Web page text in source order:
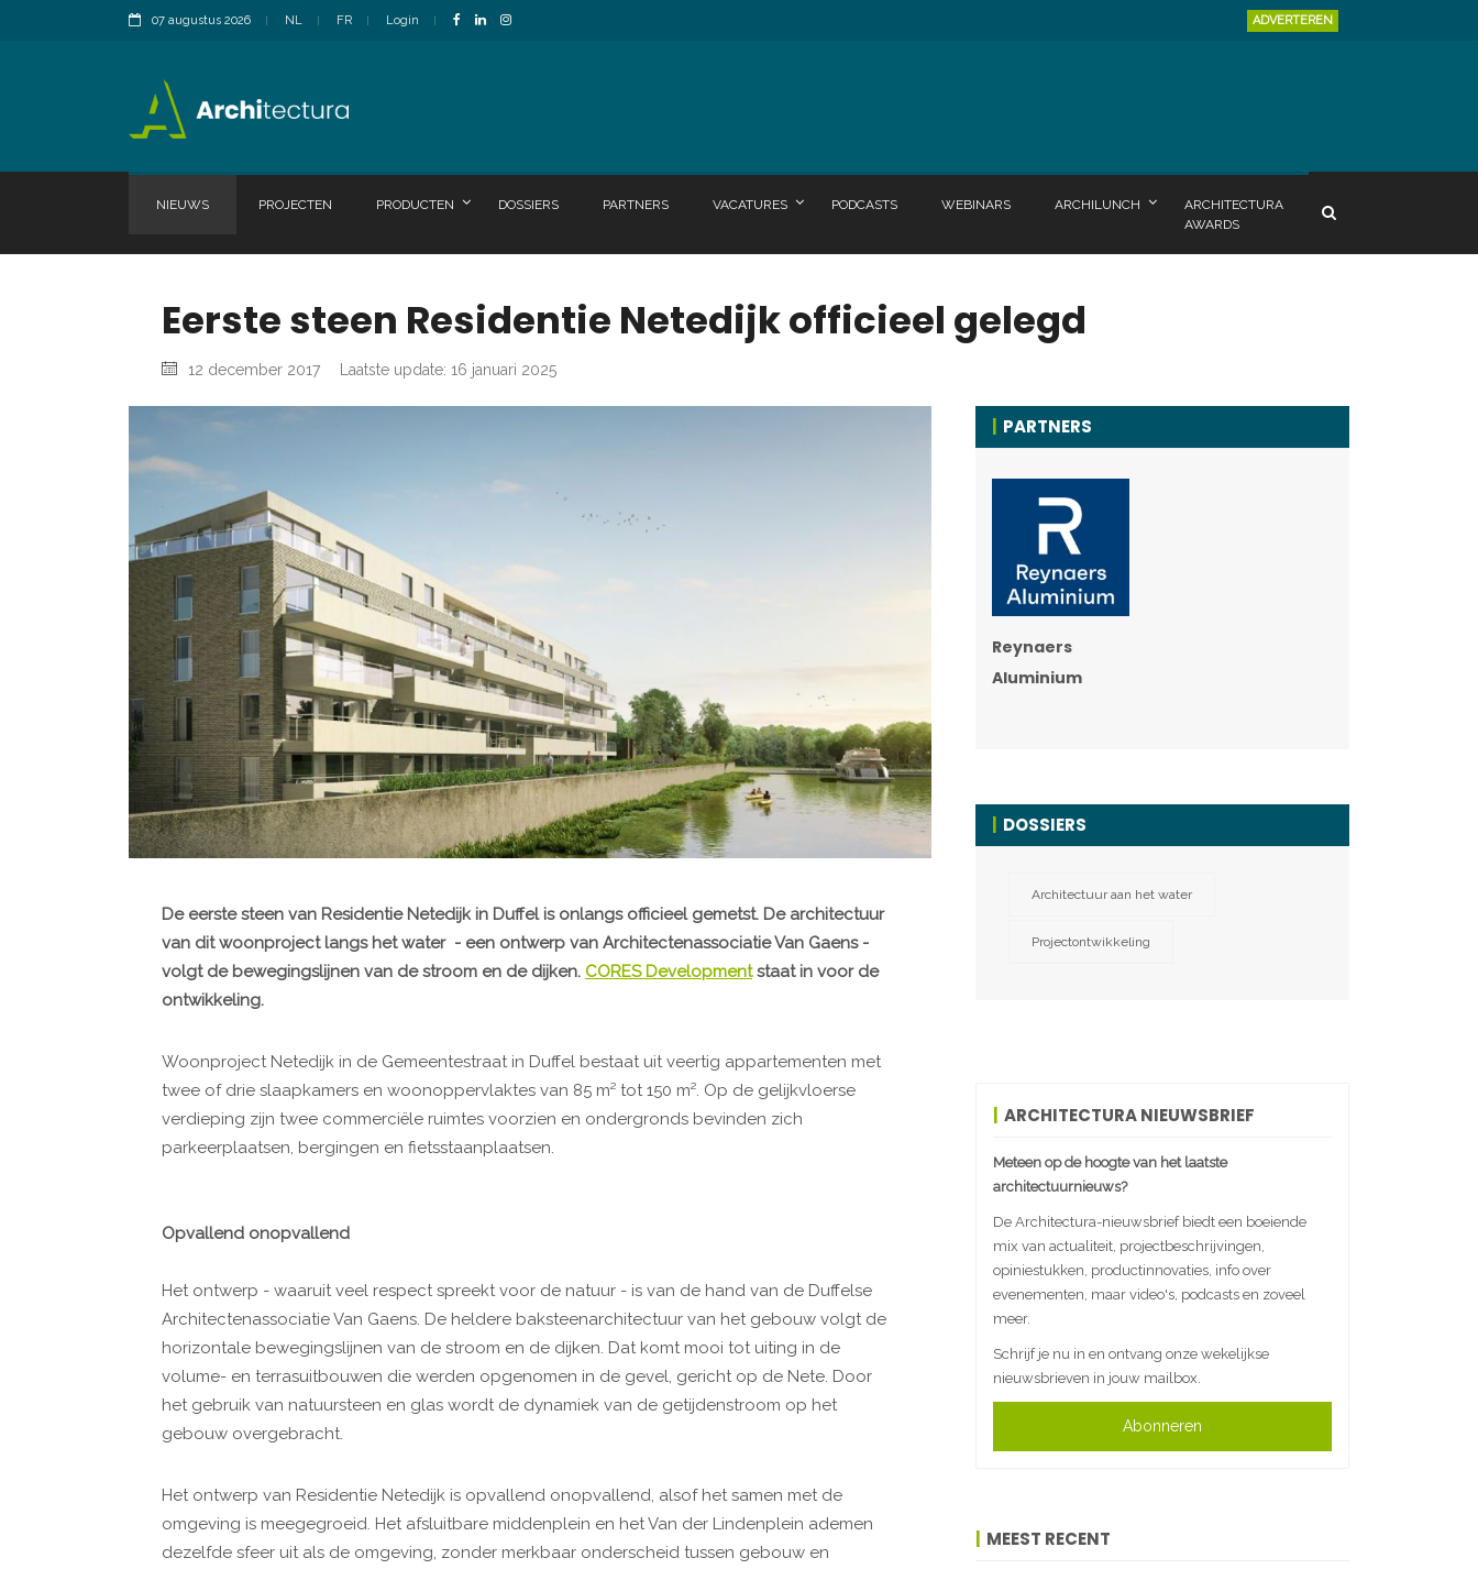
07 augustus 2026 NL FR Login ADVERTEREN
NIEUWS PROJECTEN PRODUCTEN DOSSIERS PARTNERS VACATURES PODCASTS WEBINARS ARCHILUNCH
ARCHITECTURA
AWARDS
Eerste steen Residentie Netedijk officieel gelegd
12 december 2017 Laatste update: 16 januari 2025
De eerste steen van Residentie Netedijk in Duffel is onlangs officieel gemetst. De architectuur
van dit woonproject langs het water - een ontwerp van Architectenassociatie Van Gaens -
volgt de bewegingslijnen van de stroom en de dijken. CORES Developmentstaat in voor de
ontwikkeling.
Woonproject Netedijk in de Gemeentestraat in Duffel bestaat uit veertig appartementen met
twee of drie slaapkamers en woonoppervlaktes van 85 m² tot 150 m². Op de gelijkvloerse
verdieping zijn twee commerciële ruimtes voorzien en ondergronds bevinden zich
parkeerplaatsen, bergingen en fietsstaanplaatsen.
Opvallend onopvallend
Het ontwerp - waaruit veel respect spreekt voor de natuur - is van de hand van de Duffelse
Architectenassociatie Van Gaens. De heldere baksteenarchitectuur van het gebouw volgt de
horizontale bewegingslijnen van de stroom en de dijken. Dat komt mooi tot uiting in de
volume- en terrasuitbouwen die werden opgenomen in de gevel, gericht op de Nete. Door
het gebruik van natuursteen en glas wordt de dynamiek van de getijdenstroom op het
gebouw overgebracht.
Het ontwerp van Residentie Netedijk is opvallend onopvallend, alsof het samen met de
omgeving is meegegroeid. Het afsluitbare middenplein en het Van der Lindenplein ademen
dezelfde sfeer uit als de omgeving, zonder merkbaar onderscheid tussen gebouw en
PARTNERS
Reynaers
Aluminium
DOSSIERS
Architectuur aan het water
Projectontwikkeling
ARCHITECTURA NIEUWSBRIEF
Meteen op de hoogte van het laatste
architectuurnieuws?
De Architectura-nieuwsbrief biedt een boeiende
mix van actualiteit, projectbeschrijvingen,
opiniestukken, productinnovaties, info over
evenementen, maar video's, podcasts en zoveel
meer.
Schrijf je nu in en ontvang onze wekelijkse
nieuwsbrieven in jouw mailbox.
Abonneren
MEEST RECENT